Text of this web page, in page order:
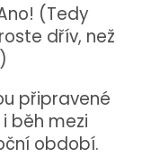
(Tedy
dřív, než
připravené
běh mezi
období.